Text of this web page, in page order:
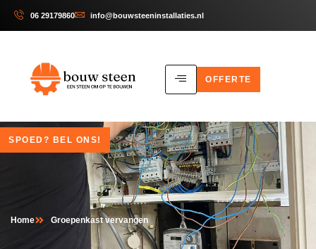
06 29179860 info@bouwsteeninstallaties.nl
OFFERTE
SPOED? BEL ONS!
Home Groepenkast vervangen